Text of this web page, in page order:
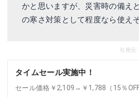
かと思いますが、災害時の備え
の寒さ対策として程度なら使え
引用元:
タイムセール実施中！
セール価格￥2,109→￥1,788（15％OFF